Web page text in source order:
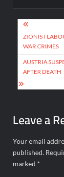
Post
ZIONIST
WAR CRIMES
AUSTRIA
AFTER DEATH
Leave a
Your email
published.
marked *